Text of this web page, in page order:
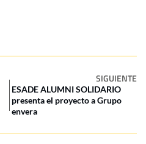
SIGUIENTE
ESADE ALUMNI SOLIDARIO
presenta el proyecto a Grupo
envera